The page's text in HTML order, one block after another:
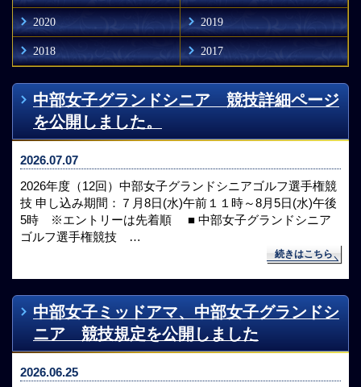
2020 2019
2018 2017
中部女子グランドシニア 競技詳細ページ
を公開しました。
2026.07.07
2026年度（12回）中部女子グランドシニアゴルフ選手権競
技 申し込み期間：７月8日(水)午前１１時～8月5日(水)午後
5時 ※エントリーは先着順 ■ 中部女子グランドシニア
ゴルフ選手権競技 …
続きはこちら
中部女子ミッドアマ、中部女子グランドシ
ニア 競技規定を公開しました
2026.06.25